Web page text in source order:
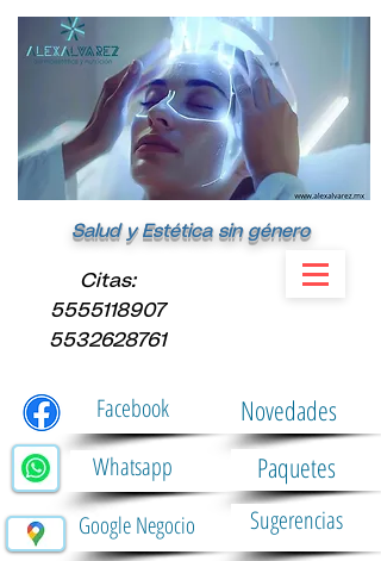
​Citas:
5555118907
5532628761
Google Negocio
Facebook
Whatsapp
Salud y Estética sin género
Novedades
Paquetes
Sugerencias